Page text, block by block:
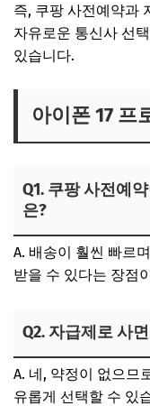
즉, 쿠팡 사전예약과
자유로운 통신사 선
있습니다.
아이폰 17 프
Q1. 쿠팡 사전예
은?
A. 배송이 훨씬 빠르
받을 수 있다는 장점
Q2. 자급제로 사
A. 네, 약정이 없으므
유롭게 선택할 수 있